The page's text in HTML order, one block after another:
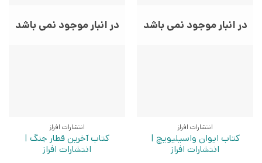
در انبار موجود نمی باشد
انتشارات افراز
کتاب ایوان واسیلیویچ |
انتشارات افراز
در انبار موجود نمی باشد
انتشارات افراز
کتاب آخرین قطار جنگ |
انتشارات افراز